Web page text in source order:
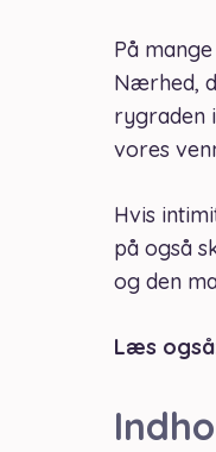
På
Nærhed,
rygraden
vores
Hvis
på også
og den
Læs